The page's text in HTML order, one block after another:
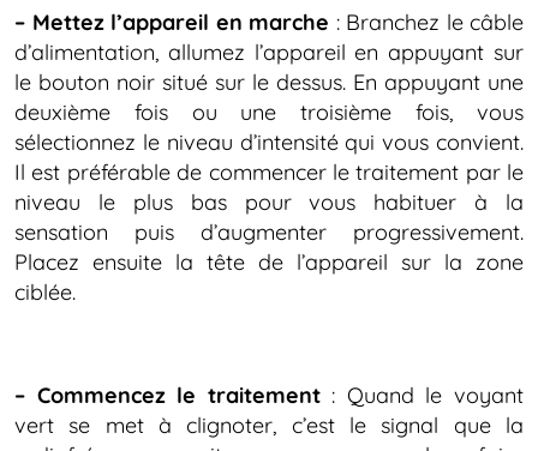
– Mettez l’appareil en marche : Branchez le câble
d’alimentation, allumez l’appareil en appuyant sur
le bouton noir situé sur le dessus. En appuyant une
deuxième fois ou une troisième fois, vous
sélectionnez le niveau d’intensité qui vous convient.
Il est préférable de commencer le traitement par le
niveau le plus bas pour vous habituer à la
sensation puis d’augmenter progressivement.
Placez ensuite la tête de l’appareil sur la zone
ciblée.
– Commencez le traitement: Quand le voyant
vert se met à clignoter, c’est le signal que la